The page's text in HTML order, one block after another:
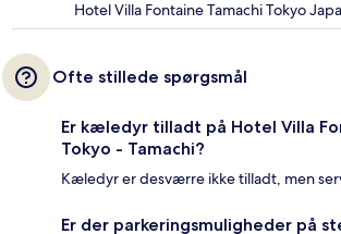
Hotel Villa Fontaine Tamachi Tokyo
Ofte stillede spørgsmål
Er kæledyr tilladt på Hotel Villa
Tokyo - Tamachi?
Kæledyr er desværre ikke tilladt, men
Er der parkeringsmuligheder på